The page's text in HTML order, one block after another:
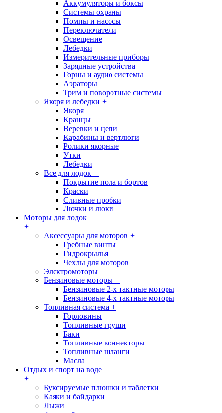
Аккумуляторы и боксы
Системы охраны
Помпы и насосы
Переключатели
Освещение
Лебедки
Измерительные приборы
Зарядные устройства
Горны и аудио системы
Аэраторы
Трим и поворотные системы
Якоря и лебедки +
Якоря
Кранцы
Веревки и цепи
Карабины и вертлюги
Ролики якорные
Утки
Лебедки
Все для лодок +
Покрытие пола и бортов
Краски
Сливные пробки
Лючки и люки
Моторы для лодок
+
Аксессуары для моторов +
Гребные винты
Гидрокрылья
Чехлы для моторов
Электромоторы
Бензиновые моторы +
Бензиновые 2-х тактные моторы
Бензиновые 4-х тактные моторы
Топливная система +
Горловины
Топливные груши
Баки
Топливные коннекторы
Топливные шланги
Масла
Отдых и спорт на воде
+
Буксируемые плюшки и таблетки
Каяки и байдарки
Лыжи